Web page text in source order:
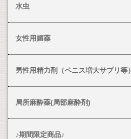
水虫
女性用媚薬
男性用精力剤（ペニス増大サプリ等）
局所麻酔薬(局部麻酔剤)
♪期間限定商品♪